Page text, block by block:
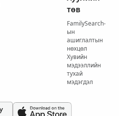
төв
FamilySearch-
ын
ашиглалтын
нөхцөл
Хувийн
мэдээллийн
тухай
мэдэгдэл